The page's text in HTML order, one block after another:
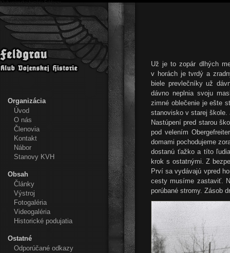
Klub vojenskej histórie Feldgrau
Organizácia
Úvod
O nás
Členovia
Kontakt
Nábor
Stanovy KVH
Obsah
Články
Výstroj
Fotogaléria
Videogaléria
Historické podujatia
Ostatné
Odporúčané odkazy
Už je to zopár dlhých
v horách je tvrdý a
biele prevlečníky už
dávno neplnia svoju
zimné oblečenie je ešte
stanovisko v starej
Nastúpení pred starou
pod velením
domami pochodujeme
dostanú ťažko a títo
krok s ostatnými. Z
Prví sa vydávajú vpred
cesty musíme zastaviť.
porúbané stromy. Zásob